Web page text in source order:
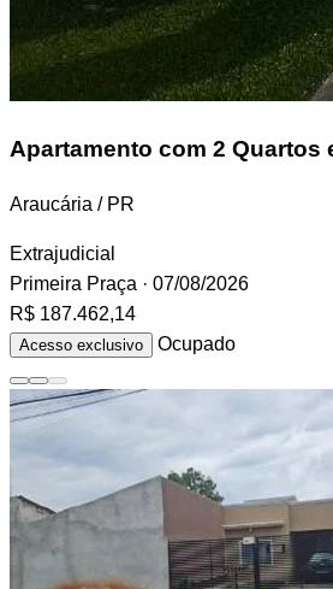
Apartamento com 2 Quartos
Araucária / PR
Extrajudicial
Primeira Praça · 07/08/2026
R$ 187.462,14
Acesso exclusivo Ocupado